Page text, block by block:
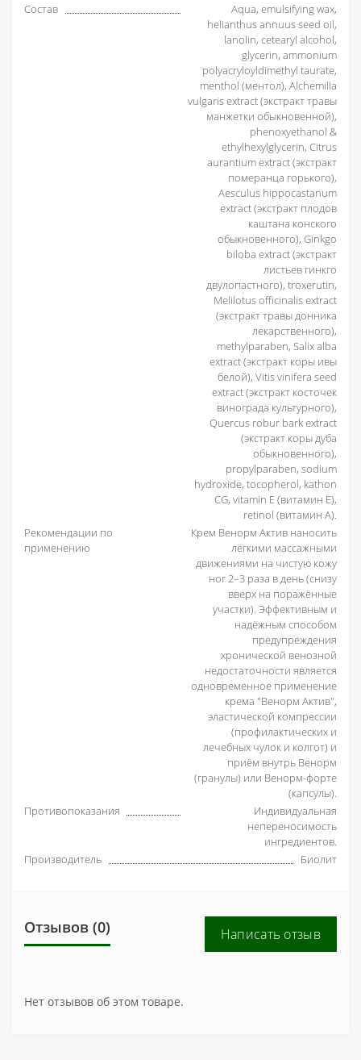
Состав
Aqua, emulsifying wax,
helianthus annuus seed oil,
lanolin, cetearyl alcohol,
glycerin, ammonium
polyacryloyldimethyl taurate,
menthol (ментол), Alchemilla
vulgaris extract (экстракт травы
манжетки обыкновенной),
phenoxyethanol &
ethylhexylglycerin, Citrus
aurantium extract (экстракт
померанца горького),
Aesculus hippocastanum
extract (экстракт плодов
каштана конского
обыкновенного), Ginkgo
biloba extract (экстракт
листьев гинкго
двулопастного), troxerutin,
Melilotus officinalis extract
(экстракт травы донника
лекарственного),
methylparaben, Salix alba
extract (экстракт коры ивы
белой), Vitis vinifera seed
extract (экстракт косточек
винограда культурного),
Quercus robur bark extract
(экстракт коры дуба
обыкновенного),
propylparaben, sodium
hydroxide, tocopherol, kathon
CG, vitamin E (витамин Е),
retinol (витамин А).
Рекомендации по
применению
Крем Венорм Актив наносить
лёгкими массажными
движениями на чистую кожу
ног 2–3 раза в день (снизу
вверх на поражённые
участки). Эффективным и
надёжным способом
предупреждения
хронической венозной
недостаточности является
одновременное применение
крема "Венорм Актив",
эластической компрессии
(профилактических и
лечебных чулок и колгот) и
приём внутрь Венорм
(гранулы) или Венорм-форте
(капсулы).
Противопоказания
Индивидуальная
непереносимость
ингредиентов.
Производитель
Биолит
Отзывов (0) Написать отзыв
Нет отзывов об этом товаре.